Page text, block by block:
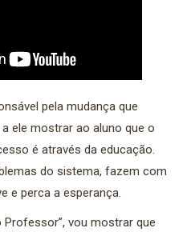
pela mudança que
ele mostrar ao aluno que o
é através da educação.
do sistema, fazem com
e perca a esperança.
vou mostrar que